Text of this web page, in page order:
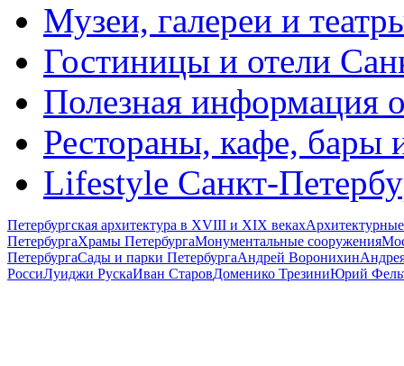
Музеи, галереи и
Гостиницы и отели
Полезная информация
Рестораны, кафе, бары
Lifestyle Санкт-
Петербургская архитектура в XVIII и XIX веках
ПетербургаХрамы ПетербургаМонументальные сооружения
ПетербургаСады и парки ПетербургаАндрей Воронихин
РоссиЛуиджи РускаИван СтаровДоменико ТрезиниЮрий